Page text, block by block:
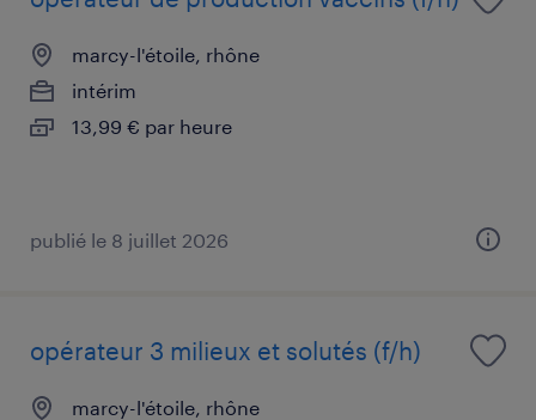
marcy-l'étoile, rhône
intérim
13,99 € par heure
publié le 8 juillet 2026
opérateur 3 milieux et solutés (f/h)
marcy-l'étoile, rhône